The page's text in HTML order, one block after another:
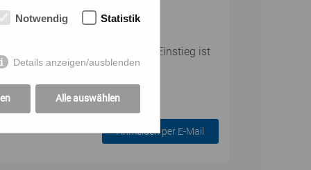
Teilnehmer:innenanzahl. Ein Einstieg ist
Anmelden per E-Mail
Notwendig Statistik
Details anzeigen/ausblenden
Alle auswählen